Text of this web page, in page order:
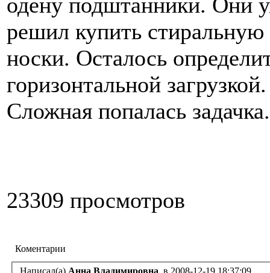
решил купить
носки. Осталось
горизонтальной
Сложная попалась задачка.
23309 просмотров
Коментарии